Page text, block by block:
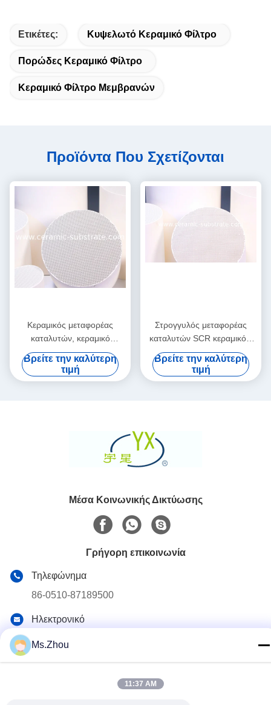
Ετικέτες: Κυψελωτό Κεραμικό Φίλτρο
Πορώδες Κεραμικό Φίλτρο
Κεραμικό Φίλτρο Μεμβρανών
Προϊόντα Που Σχετίζονται
Κεραμικός μεταφορέας
καταλυτών, κεραμικό
υπόστρωμα SCR μηχανών
diesel 100CPSI
Βρείτε την καλύτερη
τιμή
Στρογγυλός μεταφορέας
καταλυτών SCR κεραμικός,
υποστήριξη κυψελωτών
κεραμική μονόλιθων
Βρείτε την καλύτερη
τιμή
Μέσα Κοινωνικής Δικτύωσης
Γρήγορη επικοινωνία
Τηλεφώνημα
86-0510-87189500
Ηλεκτρονικό
Ms.Zhou
11:37 AM